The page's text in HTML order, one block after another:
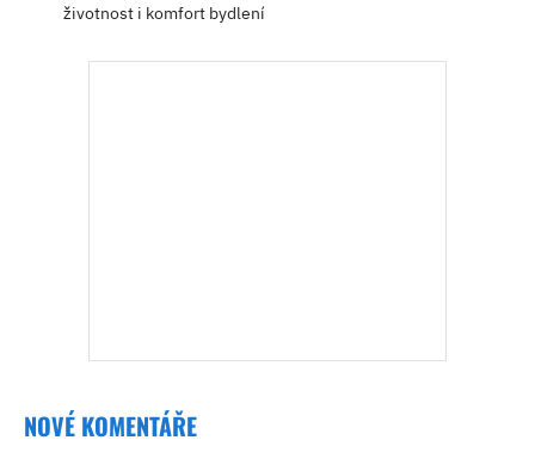
životnost i komfort bydlení
NOVÉ KOMENTÁŘE